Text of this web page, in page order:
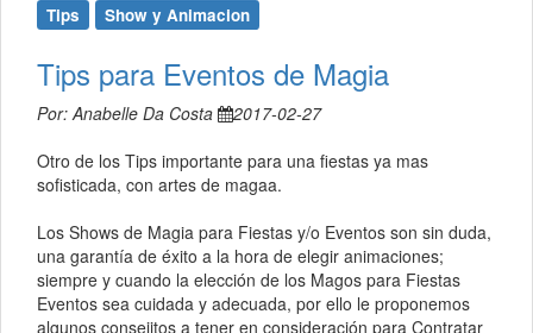
Tips Show y Animacion
Tips para Eventos de Magia
Por: Anabelle Da Costa
2017-02-27
Otro de los Tips importante para una fiestas ya mas
sofisticada, con artes de magaa.
Los Shows de Magia para Fiestas y/o Eventos son sin duda,
una garantía de éxito a la hora de elegir animaciones;
siempre y cuando la elección de los Magos para Fiestas
Eventos sea cuidada y adecuada, por ello le proponemos
algunos consejitos a tener en consideración para Contratar